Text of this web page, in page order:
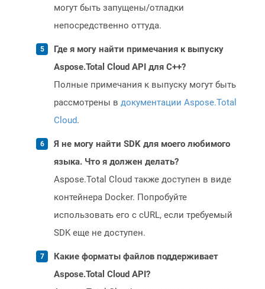
могут быть запущены/отладки
непосредственно оттуда.
Где я могу найти примечания к выпуску
Aspose.Total Cloud API для C++?
Полные примечания к выпуску могут быть
рассмотрены в документации Aspose.Total
Cloud.
Я не могу найти SDK для моего любимого
языка. Что я должен делать?
Aspose.Total Cloud также доступен в виде
контейнера Docker. Попробуйте
использовать его с cURL, если требуемый
SDK еще не доступен.
Какие форматы файлов поддерживает
Aspose.Total Cloud API?